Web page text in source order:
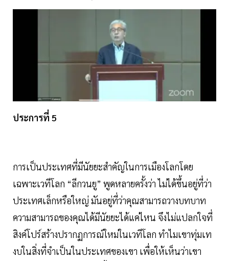
ประการที่ 5
การเป็นประเทศที่มีนัยยะสำคัญในการเมืองโลกโดย
เฉพาะเวทีโลก “ลีกวนยู” พูดหลายครั้งว่า ไม่ได้ขึ้นอยู่ที่ว่า
ประเทศเล็กหรือใหญ่ มันอยู่ที่ว่าคุณสามารถวางบทบาท
ความสามารถของคุณได้มีนัยยะได้แค่ไหน จึงไม่แปลกใจที่
สิงค์โปร์สร้างปรากฏการณ์ใหม่ในเวทีโลก ทำไมเขาทุ่มเท
งบในสิ่งที่จำเป็นในประเทศของเขา เพื่อให้เห็นว่าเขา